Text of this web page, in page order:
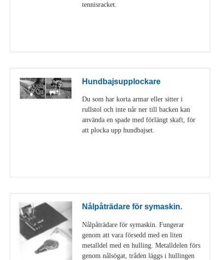
tennisracket.
Hundbajsupplockare
Du som har korta armar eller sitter i
rullstol och inte når ner till backen kan
använda en spade med förlängt skaft, för
att plocka upp hundbajset.
Nålpåträdare för symaskin.
Nålpåträdare för symaskin. Fungerar
genom att vara försedd med en liten
metalldel med en hulling. Metalldelen förs
genom nålsögat, tråden läggs i hullingen